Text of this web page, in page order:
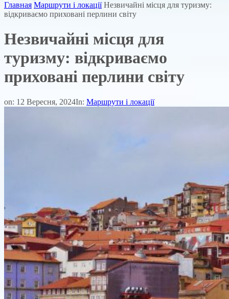
Главная Маршрути і локації Незвичайні місця для туризму:
відкриваємо приховані перлини світу
Незвичайні місця для
туризму: відкриваємо
приховані перлини світу
on: 12 Вересня, 2024In: Маршрути і локації